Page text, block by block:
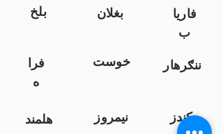
بلخ
بغلان
فاریا
ب
فرا
ه
خوست ننګرهار
هلمند نیمروز
کندز